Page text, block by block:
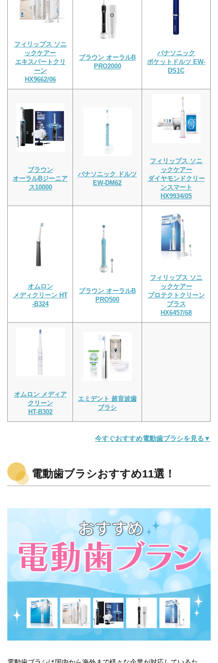
フィリップス ソニ
ックケアー
エキスパートクリ
ーン
HX9662/06
ブラウン オーラルB
PRO2000
パナソニック
ポケットドルツ EW-
DS1C
ブラウン
オーラルBジーニア
ス10000
パナソニック ドルツ
EW-DM62
フィリップス ソニ
ックケアー
ダイヤモンドクリー
ンスマート
HX9934/05
オムロン
メディクリーン HT
-B324
ブラウン オーラルB
PRO500
フィリップス ソニ
ックケアー
プロテクトクリーン
プラス
HX6457/68
オムロン メディア
クリーン
HT-B302
エミデント 超音波歯
ブラシ
今すぐおすすめ電動歯ブラシを見る▼
電動歯ブラシおすすめ11選！